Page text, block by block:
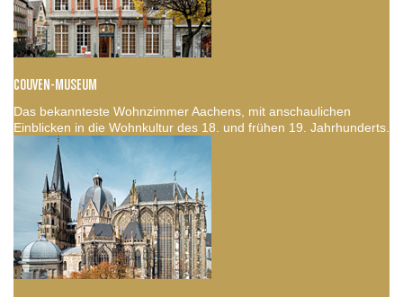
COUVEN-MUSEUM
Das bekannteste Wohnzimmer Aachens, mit anschaulichen
Einblicken in die Wohnkultur des 18. und frühen 19. Jahrhunderts.